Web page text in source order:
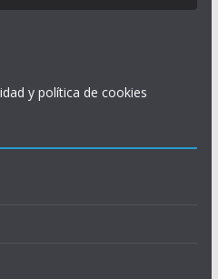
y política de cookies